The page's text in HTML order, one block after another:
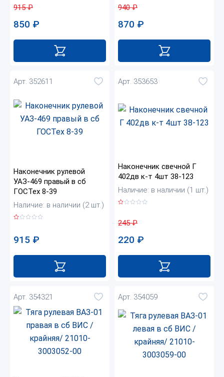
915₽
850 ₽
940₽
870 ₽
Арт. 352611
Наконечник рулевой
УАЗ-469 правый в сб
ГОСТех 8-39
Наличие: в наличии (2 шт.)
915 ₽
Арт. 353653
Наконечник свечной Г
402дв к-т 4шт 38-123
Наличие: в наличии (1 шт.)
245₽
220 ₽
Арт. 354321 Арт. 354059